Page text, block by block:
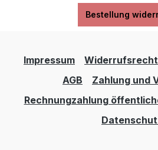
Bestellung
Impressum Widerrufsrecht
AGB
Zahlung und
Rechnungzahlung